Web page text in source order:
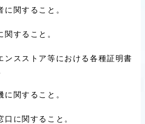
に関すること。
関すること。
ンスストア等における各種証明書
に関すること。
口に関すること。